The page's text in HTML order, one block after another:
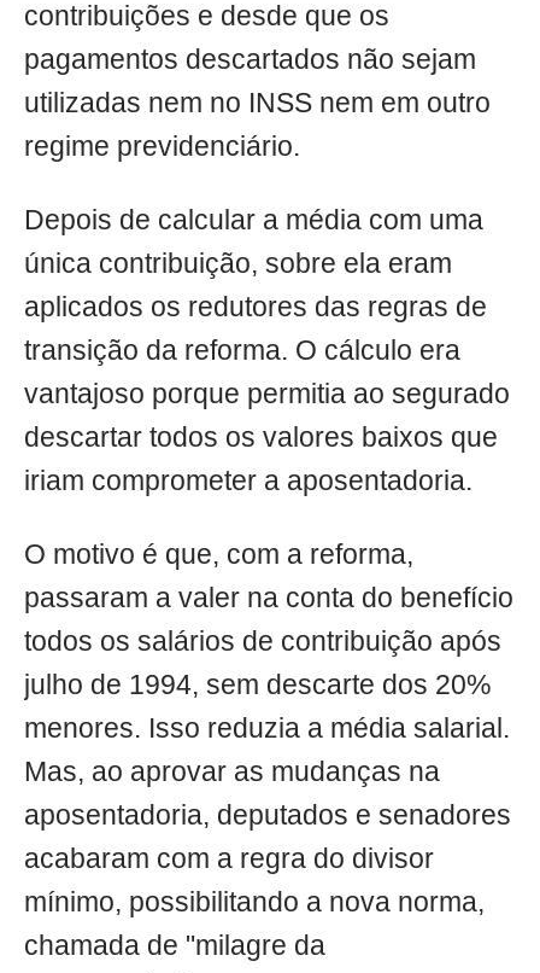
contribuições e desde que os
pagamentos descartados não sejam
utilizadas nem no INSS nem em outro
regime previdenciário.
Depois de calcular a média com uma
única contribuição, sobre ela eram
aplicados os redutores das regras de
transição da reforma. O cálculo era
vantajoso porque permitia ao segurado
descartar todos os valores baixos que
iriam comprometer a aposentadoria.
O motivo é que, com a reforma,
passaram a valer na conta do benefício
todos os salários de contribuição após
julho de 1994, sem descarte dos 20%
menores. Isso reduzia a média salarial.
Mas, ao aprovar as mudanças na
aposentadoria, deputados e senadores
acabaram com a regra do divisor
mínimo, possibilitando a nova norma,
chamada de "milagre da